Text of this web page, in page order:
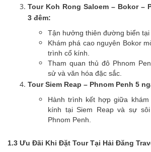
Tour Koh Rong Saloem – Bokor –
3 đêm:
Tận hưởng thiên đường biển tại
Khám phá cao nguyên Bokor
trình cổ kính.
Tham quan thủ đô Phnom
sử và văn hóa đặc sắc.
Tour Siem Reap – Phnom Penh 5
Hành trình kết hợp giữa
kính tại Siem Reap và sự
Phnom Penh.
1.3 Ưu Đãi Khi Đặt Tour Tại Hải Đăng